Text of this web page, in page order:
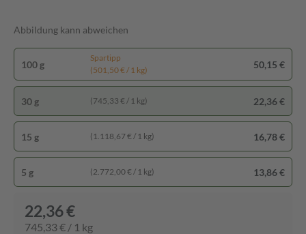
Abbildung kann abweichen
100 g
Spartipp
(501,50 € / 1 kg)
50,15 €
30 g (745,33 € / 1 kg) 22,36 €
15 g (1.118,67 € / 1 kg) 16,78 €
5 g (2.772,00 € / 1 kg) 13,86 €
22,36 €
745,33 € / 1 kg